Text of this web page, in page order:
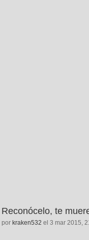
Reconócelo, te
por kraken532 el 3 mar 2015,